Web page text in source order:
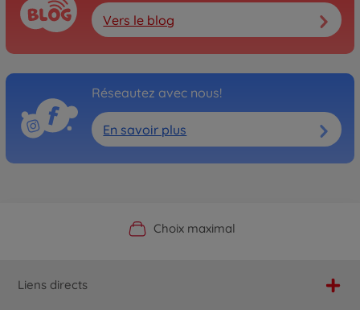
Vers le blog
Réseautez avec nous!
En savoir plus
Boutique officielle du fabricant
Choix maximal
Service personnalisé
Livraison rapide
Liens directs